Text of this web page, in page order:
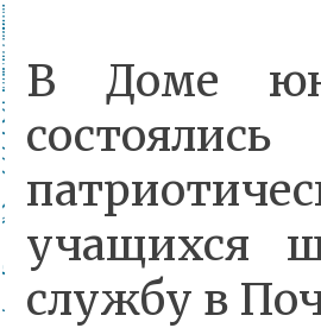
В Доме
учащихся
службу в